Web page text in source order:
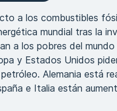
a los combustibles
mundial tras la
a los pobres del
y Estados Unidos
Alemania está
e Italia están